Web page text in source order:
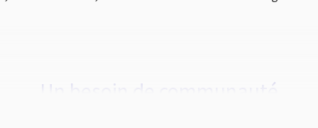
Un besoin de communauté